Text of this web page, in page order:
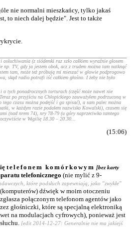
nie normalni mieszkańcy, tylko jakaś
to niech dalej będzie". Jest to także
(z siódemki raz szło całkiem wyraźnie głosem
np. TV, gdy ja jestem obok, acz z trudem można tam natknąć
tam, może też próbują mi mieszać w głowie podprogowo
skąd radio potrafi iść całkiem głośno. I żeby nie było
tych ponadrocznych torturach (część może nawet nie
po przyjściu na Chłopickiego zauważyłem podrzuconą w
czasu można podejść i go spisać), a sam palec można
w każdym razie podałem nazwisko Kowalski), czasem się
(nad nrem 74), nry 78-79 (u góry naprzeciwko tamtego
w Wigilię 18.30 – 20.30...
(15:06)
telefonem komórkowym [bez karty
telefonicznego (nie mylić z 9-
które podsłuch zapewniają, jako "zwykłe"
dźwięk w moim otoczeniu
połączonym telefonom agentów jako
głośniczki, które są specjalną elektroniką
na modulacjach cyfrowych), ponieważ jest
[edit 2014-12-27: Generalnie nie ma jakiejś